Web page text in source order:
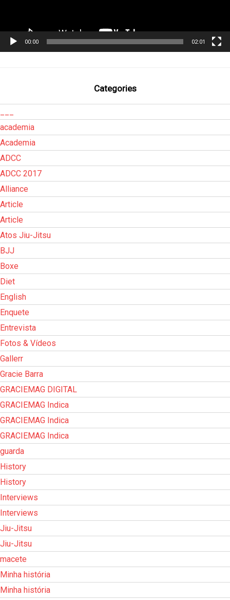
00:00 02:01
Categories
academia
Academia
ADCC
ADCC 2017
Alliance
Article
Article
Atos Jiu-Jitsu
BJJ
Boxe
Diet
English
Enquete
Entrevista
Fotos & Vídeos
Gallerr
Gracie Barra
GRACIEMAG DIGITAL
GRACIEMAG Indica
GRACIEMAG Indica
GRACIEMAG Indica
guarda
History
History
Interviews
Interviews
Jiu-Jitsu
Jiu-Jitsu
macete
Minha história
Minha história